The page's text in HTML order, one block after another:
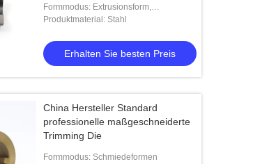
Formmodus: Extrusionsform,
Extrusionsform
Produktmaterial: Stahl
Erhalten Sie besten Preis
China Hersteller Standard
professionelle maßgeschneiderte
Trimming Die
Formmodus: Schmiedeformen